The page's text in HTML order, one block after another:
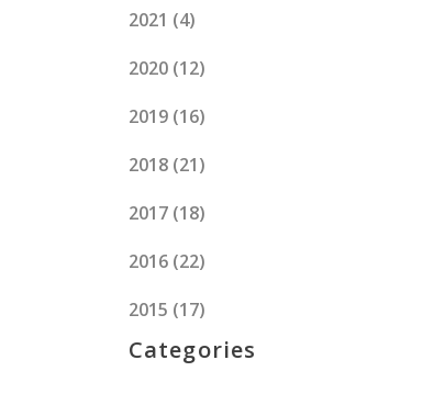
2021 (4)
2020 (12)
2019 (16)
2018 (21)
2017 (18)
2016 (22)
2015 (17)
Categories